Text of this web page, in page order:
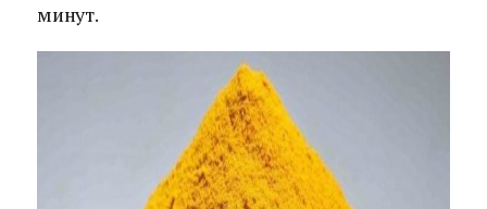
минут.